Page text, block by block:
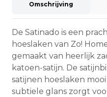
Omschrijving
De Satinado is een
hoeslaken van Zo!
gemaakt van heerlijk
katoen-satijn. De
satijnen hoeslaken
subtiele glans zorgt